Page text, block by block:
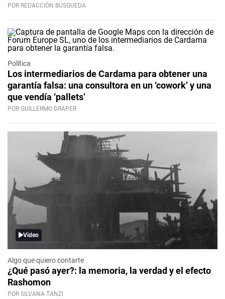
POR REDACCIÓN BÚSQUEDA
Política
Los intermediarios de Cardama para obtener una
garantía falsa: una consultora en un ‘cowork’ y una
que vendía ‘pallets’
POR GUILLERMO DRAPER
Video
Algo que quiero contarte
¿Qué pasó ayer?: la memoria, la verdad y el efecto
Rashomon
POR SILVANA TANZI